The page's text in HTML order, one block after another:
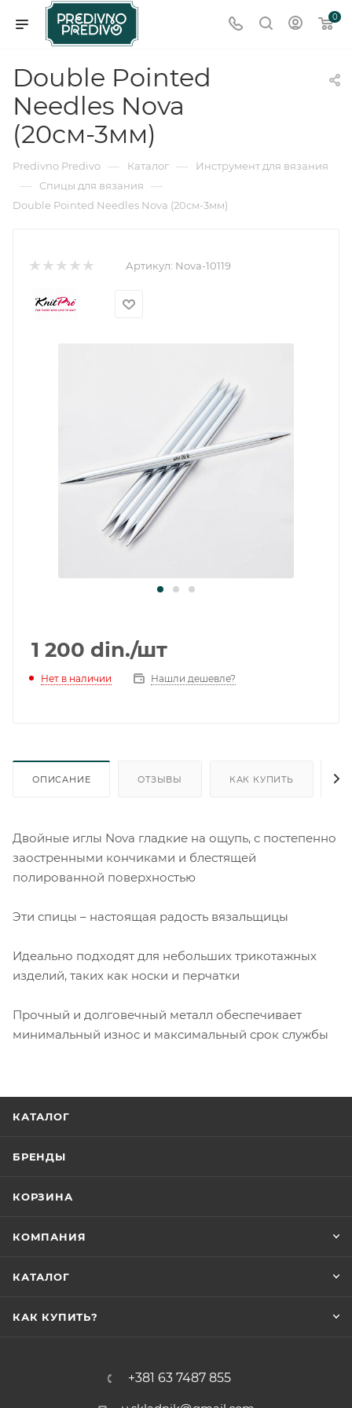
0
Double Pointed
Needles Nova
(20см-3мм)
Predivno Predivo — Каталог — Инструмент для вязания
— Спицы для вязания —
Double Pointed Needles Nova (20см-3мм)
Артикул: Nova-10119
1 200 din./шт
Нет в наличии Нашли дешевле?
ОПИСАНИЕ ОТЗЫВЫ КАК КУПИТЬ
Двойные иглы Nova гладкие на ощупь, с постепенно
заостренными кончиками и блестящей
полированной поверхностью
Эти спицы – настоящая радость вязальщицы
Идеально подходят для небольших трикотажных
изделий, таких как носки и перчатки
Прочный и долговечный металл обеспечивает
минимальный износ и максимальный срок службы
КАТАЛОГ
БРЕНДЫ
КОРЗИНА
КОМПАНИЯ
КАТАЛОГ
КАК КУПИТЬ?
+381 63 7487 855